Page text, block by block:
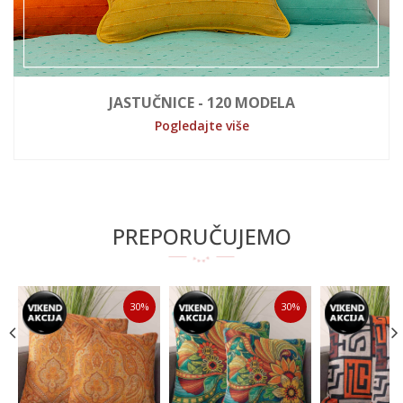
JASTUČNICE - 120 MODELA
Pogledajte više
PREPORUČUJEMO
30% 30%